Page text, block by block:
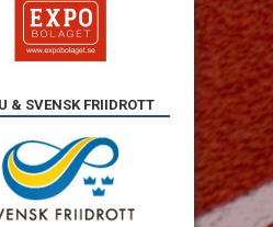
& SVENSK FRIIDROTT